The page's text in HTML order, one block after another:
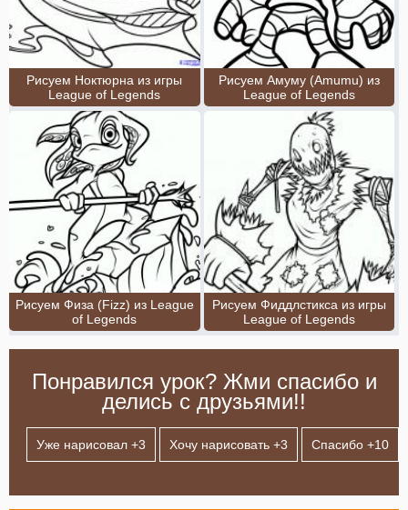
Рисуем Ноктюрна из игры
League of Legends
Рисуем Амуму (Amumu) из
League of Legends
Рисуем Физа (Fizz) из League
of Legends
Рисуем Фиддлстикса из игры
League of Legends
Понравился урок? Жми спасибо и
делись с друзьями!!
Уже нарисовал +3 Хочу нарисовать +3 Спасибо +10